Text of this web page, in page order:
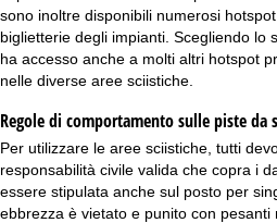
sono inoltre disponibili numerosi
biglietterie degli impianti. Scegliendo lo
ha accesso anche a molti altri hotspot
nelle diverse aree sciistiche.
Regole di comportamento sulle piste da
Per utilizzare le aree sciistiche, tutti
responsabilità civile valida che copra i
essere stipulata anche sul posto per
ebbrezza è vietato e punito con